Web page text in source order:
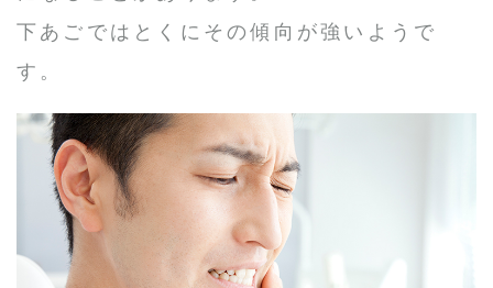
下あごではとくにその傾向が強いようで
す。